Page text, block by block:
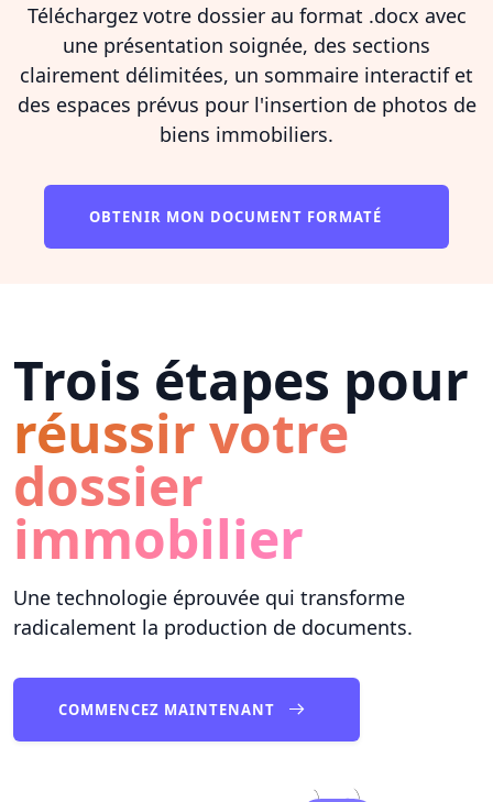
Téléchargez votre dossier au format .docx avec
une présentation soignée, des sections
clairement délimitées, un sommaire interactif et
des espaces prévus pour l'insertion de photos de
biens immobiliers.
OBTENIR MON DOCUMENT FORMATÉ
Trois étapes pour
réussir votre
dossier
immobilier
Une technologie éprouvée qui transforme
radicalement la production de documents.
COMMENCEZ MAINTENANT